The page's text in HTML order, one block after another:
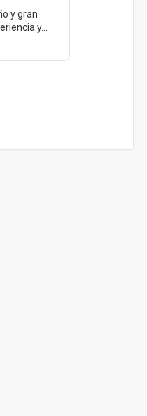
y gran
y...